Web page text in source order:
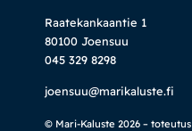
Raatekankaantie 1
80100 Joensuu
045 329 8298
joensuu@marikaluste.fi
© Mari-Kaluste 2026 – toteutus